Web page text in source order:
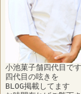
小池菓子舗四代目です
四代目の呟きを
BLOG掲載してます